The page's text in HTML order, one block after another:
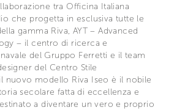
tra Officina Italiana
che progetta in esclusiva tutte le
gamma Riva, AYT – Advanced
– il centro di ricerca e
del Gruppo Ferretti e il team
del Centro Stile
nuovo modello Riva Iseo è il nobile
secolare fatta di eccellenza e
a diventare un vero e proprio